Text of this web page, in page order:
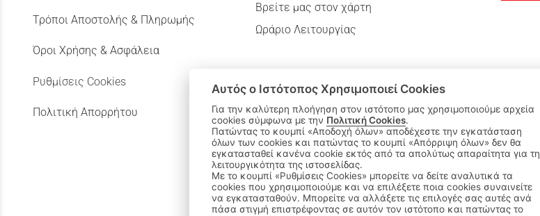
Τρόποι Αποστολής & Πληρωμής
Όροι Χρήσης & Ασφάλεια
Ρυθμίσεις Cookies
Πολιτική Απορρήτου
Βρείτε μας στον χάρτη
Ωράριο Λειτουργίας
ΑΚΟΛΟΥΘΗΣΤΕ ΜΑΣ: |
Sitemap/Login
Αυτός ο Ιστότοπος Χρησιμοποιεί Cookies
Για την καλύτερη πλοήγηση στον ιστότοπο μας χρησιμοποιούμε αρχεία
cookies σύμφωνα με την Πολιτική Cookies.
Πατώντας το κουμπί «Αποδοχή όλων» αποδέχεστε την εγκατάσταση
όλων των cookies και πατώντας το κουμπί «Απόρριψη όλων» δεν θα
εγκατασταθεί κανένα cookie εκτός από τα απολύτως απαραίτητα για τη
λειτουργικότητα της ιστοσελίδας.
Με το κουμπί «Ρυθμίσεις Cookies» μπορείτε να δείτε αναλυτικά τα
cookies που χρησιμοποιούμε και να επιλέξετε ποια cookies συναινείτε
να εγκατασταθούν. Μπορείτε να αλλάξετε τις επιλογές σας αυτές ανά
πάσα στιγμή επιστρέφοντας σε αυτόν τον ιστότοπο και πατώντας το